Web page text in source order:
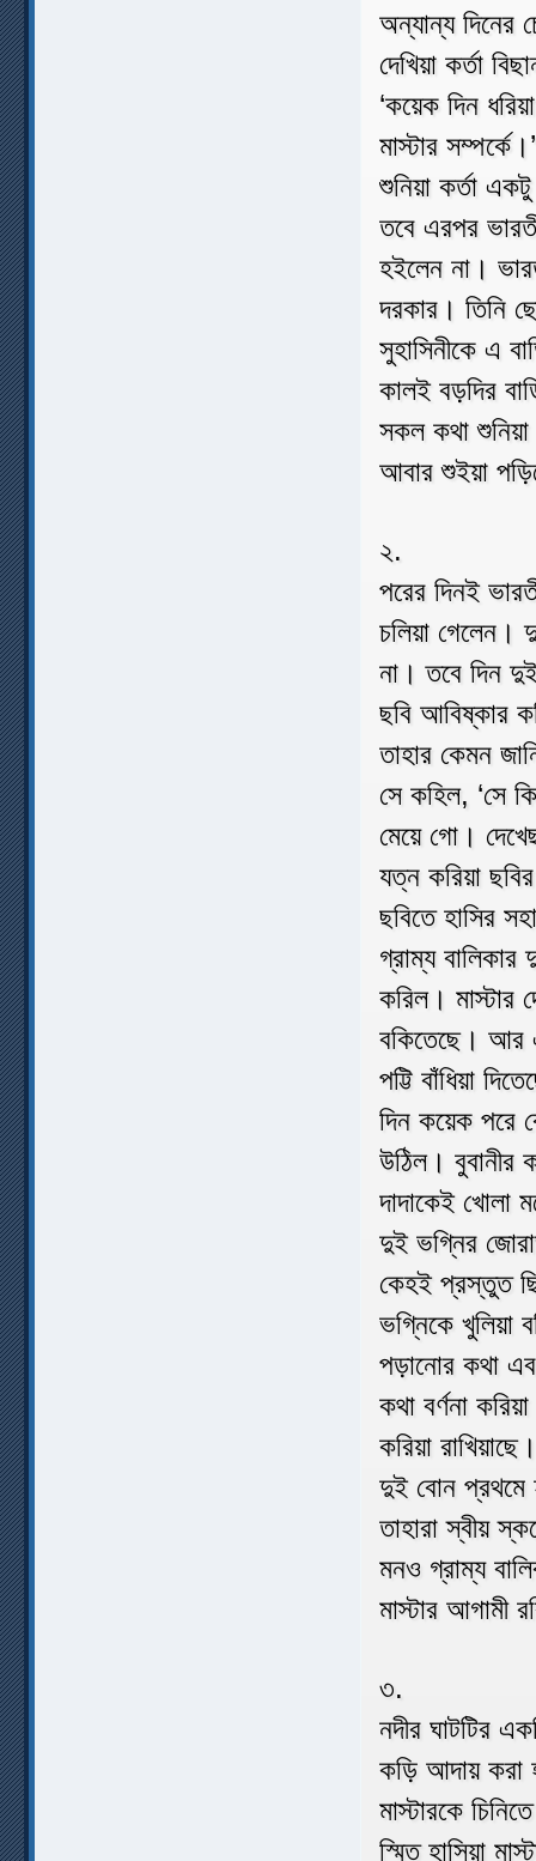
অন্যান্য দিনের
দেখিয়া কর্তা
‘কয়েক দিন
মাস্টার সম্পর্কে।’
শুনিয়া কর্তা
তবে এরপর
হইলেন না।
দরকার। তিনি
সুহাসিনীকে এ
কালই বড়দির
সকল কথা শুনিয়া
আবার শুইয়া
২.
পরের দিনই
চলিয়া গেলেন।
না। তবে দিন
ছবি আবিষ্কার
তাহার কেমন
সে কহিল, ‘সে
মেয়ে গো।
যত্ন করিয়া
ছবিতে হাসির
গ্রাম্য
করিল। মাস্টার
বকিতেছে। আর
পট্টি বাঁধিয়া
দিন কয়েক পরে
উঠিল। বুবানীর
দাদাকেই খোলা
দুই ভগ্নির
কেহই প্রস্তুত
ভগ্নিকে খুলিয়া
পড়ানোর কথা
কথা বর্ণনা
করিয়া
দুই বোন প্রথমে
তাহারা স্বীয়
মনও গ্রাম্য
মাস্টার আগামী
৩.
নদীর ঘাটটির
কড়ি আদায় করা
মাস্টারকে
স্মিত হাসিয়া